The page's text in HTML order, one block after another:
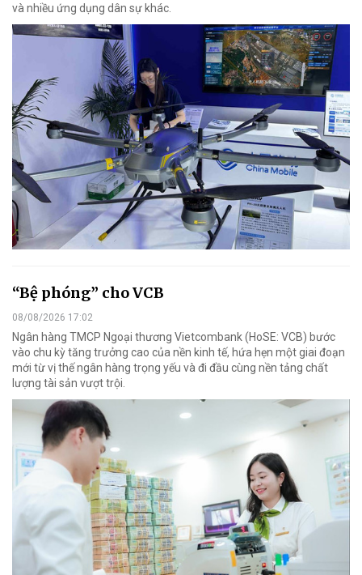
và nhiều ứng dụng dân sự khác.
“Bệ phóng” cho VCB
08/08/2026 17:02
Ngân hàng TMCP Ngoại thương Vietcombank (HoSE: VCB) bước
vào chu kỳ tăng trưởng cao của nền kinh tế, hứa hẹn một giai đoạn
mới từ vị thế ngân hàng trọng yếu và đi đầu cùng nền tảng chất
lượng tài sản vượt trội.